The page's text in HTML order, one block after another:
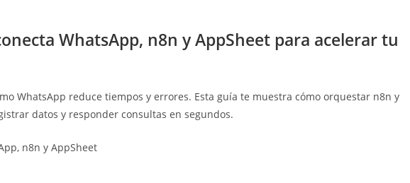
WhatsApp, n8n y AppSheet para acelerar tu
WhatsApp reduce tiempos y errores. Esta guía te muestra cómo orquestar n8n y
datos y responder consultas en segundos.